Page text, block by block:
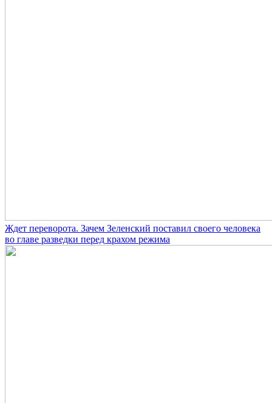
Ждет переворота. Зачем Зеленский поставил своего человека
во главе разведки перед крахом режима